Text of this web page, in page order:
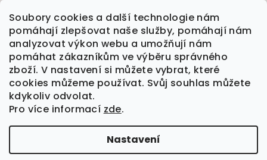
Soubory cookies a další technologie nám
pomáhají zlepšovat naše služby, pomáhají nám
analyzovat výkon webu a umožňují nám
pomáhat zákazníkům ve výběru správného
zboží. V nastavení si můžete vybrat, které
cookies můžeme používat. Svůj souhlas můžete
kdykoliv odvolat.
Pro více informací zde.
Nastavení
Pláštěnky pro psy
Nikwax
Plavání se psem
Nová Kolekce Jaro/Léto Dog Coach